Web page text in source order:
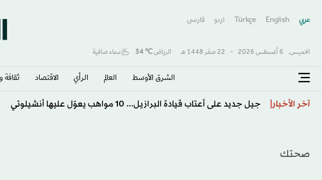
عربي English
Türkçe اردو فارسى
الخميس, 6 أغسطس 2026 - 22 صفَر 1448 هـ الرياض℃
34 سماء صافية
الشرق الأوسط​ العالم الرأي الاقتصاد ثقافة
آخر الأخبار موناكو يهزم خيتافي ودياً رغم النقص العددي
صحتك